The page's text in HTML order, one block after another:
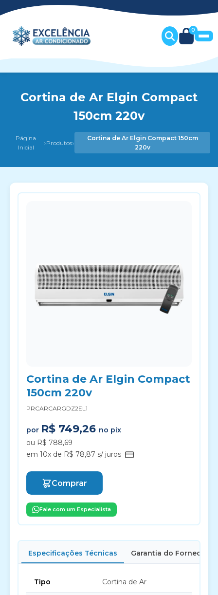
0
Cortina de Ar Elgin Compact
150cm 220v
Página
Inicial
›Produtos›
Cortina de Ar Elgin Compact 150cm
220v
Cortina de Ar Elgin Compact
150cm 220v
PRCARCARGDZ2EL1
por R$ 749,26 no pix
ou R$ 788,69
em 10x de R$ 78,87 s/ juros
Comprar
Fale com um Especialista
Especificações Técnicas Garantia do Fornecedor
Tipo Cortina de Ar